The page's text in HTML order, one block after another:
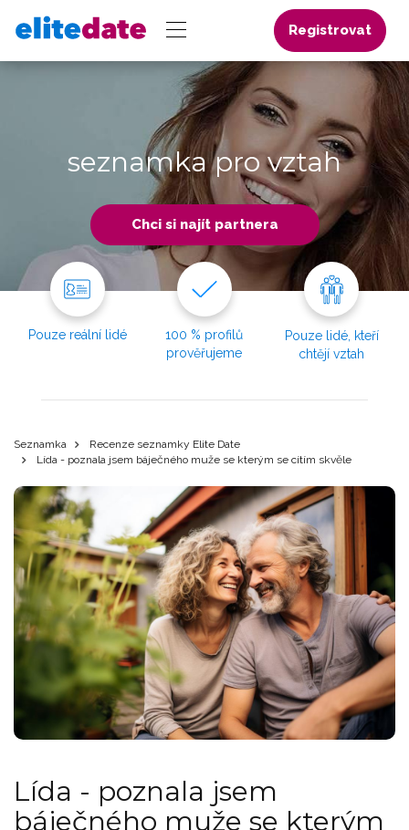
Registrovat
seznamka pro vztah
Chci si najít partnera
Pouze reální lidé
100 % profilů
prověřujeme
Pouze lidé, kteří
chtějí vztah
Seznamka
Recenze seznamky Elite Date
Lída - poznala jsem báječného muže se kterým se cítím skvěle
Lída - poznala jsem
báječného muže se kterým